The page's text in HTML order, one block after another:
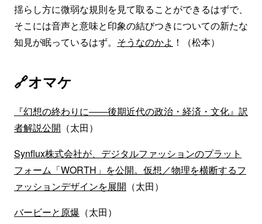
揺らし方に微弱な規則を見て取ることができるはずで、
そこには音声と意味と印象の結びつきについての新たな
知見が眠っているはず。 そうなのかよ ！（松本）
🔗オマケ
『幻想の終わりに――後期近代の政治・経済・文化』訳
者解説公開 （太田）
Synflux株式会社が、デジタルファッションのプラット
フォーム「WORTH」を公開。仮想／物理を横断するフ
ァッションデザインを展開 （太田）
バービーと原爆 （太田）